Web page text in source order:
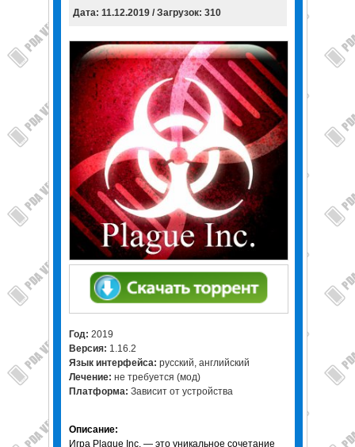
Дата: 11.12.2019 / Загрузок: 310
Год: 2019
Версия: 1.16.2
Язык интерфейса: русский, английский
Лечение: не требуется (мод)
Платформа: Зависит от устройства
Описание:
Игра Plague Inc. — это уникальное сочетание